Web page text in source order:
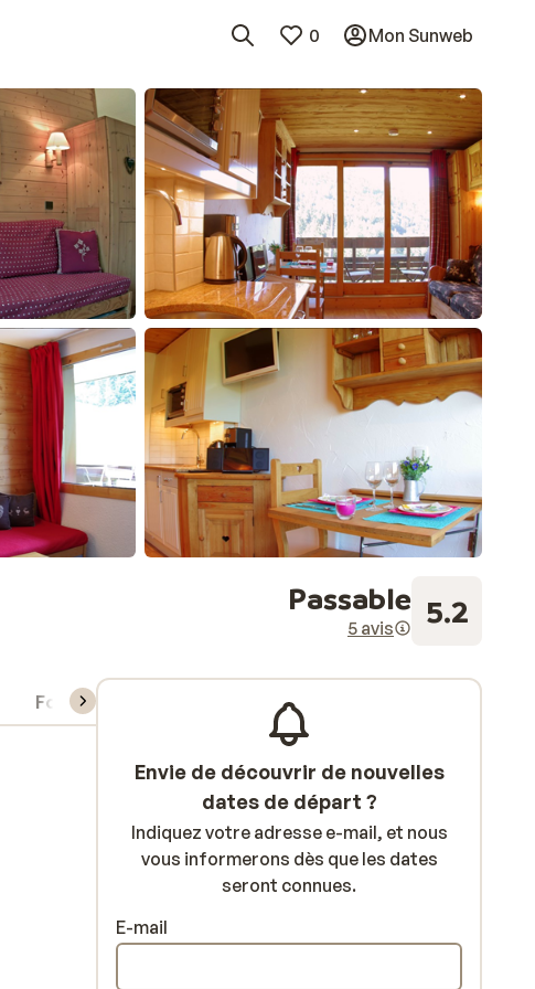
0 Mon Sunweb
Passable
5 avis 5.2
Forfait, cours et matériel de ski
Envie de découvrir de nouvelles
dates de départ ?
Indiquez votre adresse e-mail, et nous
vous informerons dès que les dates
seront connues.
E-mail